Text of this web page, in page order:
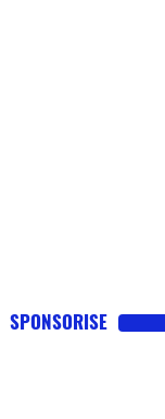
SPONSORISE